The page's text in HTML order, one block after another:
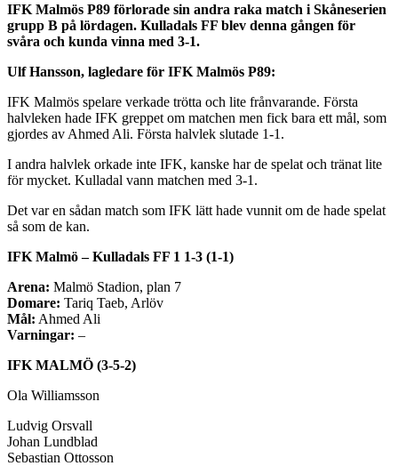
IFK Malmös P89 förlorade sin andra raka match i Skåneserien
grupp B på lördagen. Kulladals FF blev denna gången för
svåra och kunda vinna med 3-1.
Ulf Hansson, lagledare för IFK Malmös P89:
IFK Malmös spelare verkade trötta och lite frånvarande. Första
halvleken hade IFK greppet om matchen men fick bara ett mål, som
gjordes av Ahmed Ali. Första halvlek slutade 1-1.
I andra halvlek orkade inte IFK, kanske har de spelat och tränat lite
för mycket. Kulladal vann matchen med 3-1.
Det var en sådan match som IFK lätt hade vunnit om de hade spelat
så som de kan.
IFK Malmö – Kulladals FF 1 1-3 (1-1)
Arena: Malmö Stadion, plan 7
Domare: Tariq Taeb, Arlöv
Mål: Ahmed Ali
Varningar: –
IFK MALMÖ (3-5-2)
Ola Williamsson
Ludvig Orsvall
Johan Lundblad
Sebastian Ottosson